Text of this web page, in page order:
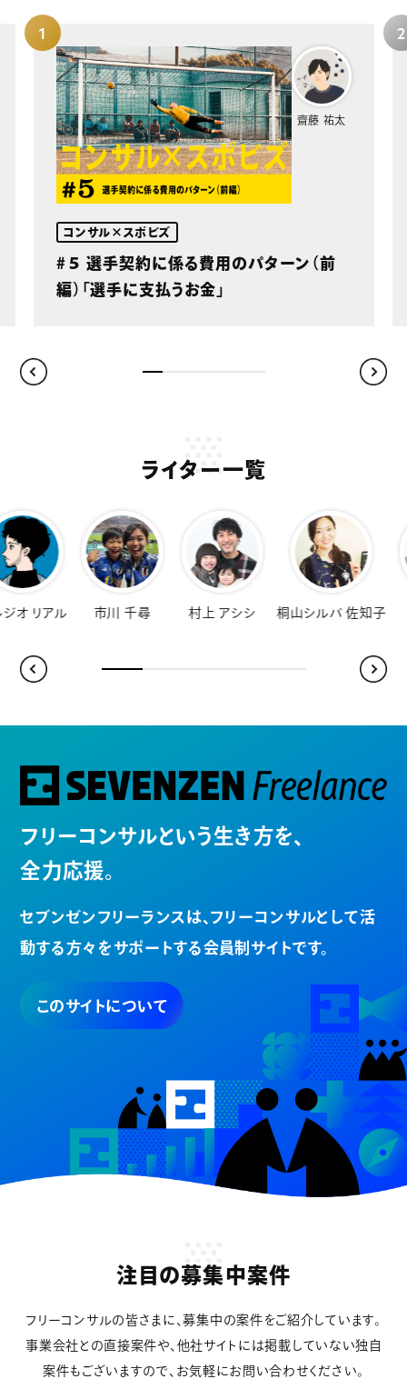
齋藤 祐太
コンサル×スポビズ
#５ 選手契約に係る費用のパターン（前
編）「選手に支払うお金」
ライター一覧
リアル 市川 千尋 村上 アシシ 桐山シルバ 佐知子
フリーコンサルという生き方を、
全力応援。
セブンゼンフリーランスは、 フリーコンサルとして活
動する方々を サポートする会員制サイトです。
このサイトについて
注目の募集中案件
フリーコンサルの皆さまに、募集中の案件をご紹介しています。
事業会社との直接案件や、他社サイトには掲載していない独自
案件もございますので、お気軽にお問い合わせください。